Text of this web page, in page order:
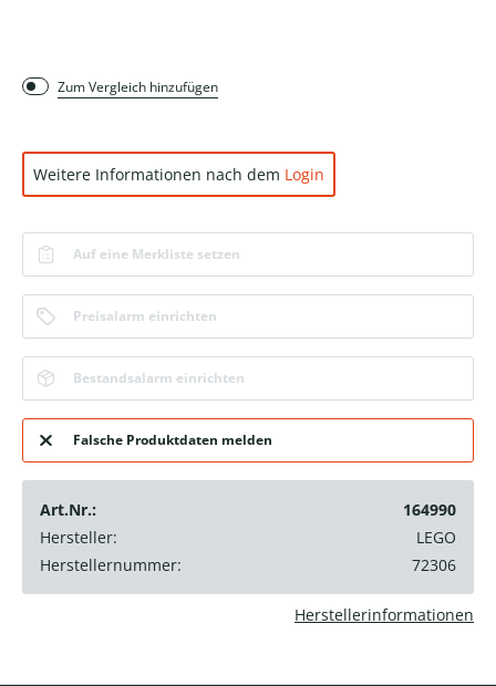
Zum Vergleich hinzufügen
Weitere Informationen nach dem Login
Auf eine Merkliste setzen
Preisalarm einrichten
Bestandsalarm einrichten
Falsche Produktdaten melden
Art.Nr.:
164990
Hersteller:
LEGO
Herstellernummer:
72306
Herstellerinformationen